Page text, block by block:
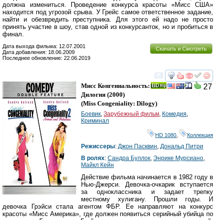
должна измениться. Проведение конкурса красоты «Мисс США»
находится под угрозой срыва. У Грейс самое ответственное задание,
найти и обезвредить преступника. Для этого ей надо не просто
принять участие в шоу, став одной из конкурсанток, но и пробиться в
финал.
Скачать и Смотреть
Дата выхода фильма: 12.07.2001
Дата добавления: 18.06.2009
Последнее обновление: 22.06.2019
смотреть
27
Мисс Конгениальность:
Дилогия (2000)
(Miss Congeniality: Dilogy)
Боевик Зарубежный фильм Комедия
Криминал
HD 1080 Коллекция
Режиссеры: Джон Пасквин Дональд Питри
В ролях: Сандра Буллок Энрике Мурсиано
Майкл Кейн
Действие фильма начинается в 1982 году в
Нью-Джерси. Девочка-очкарик вступается
за одноклассника и задает трепку
местному хулигану. Прошли годы. И
девочка Грэйси стала агентом ФБР. Ее направляют на конкурс
красоты «Мисс Америка», где должен появиться серийный убийца по